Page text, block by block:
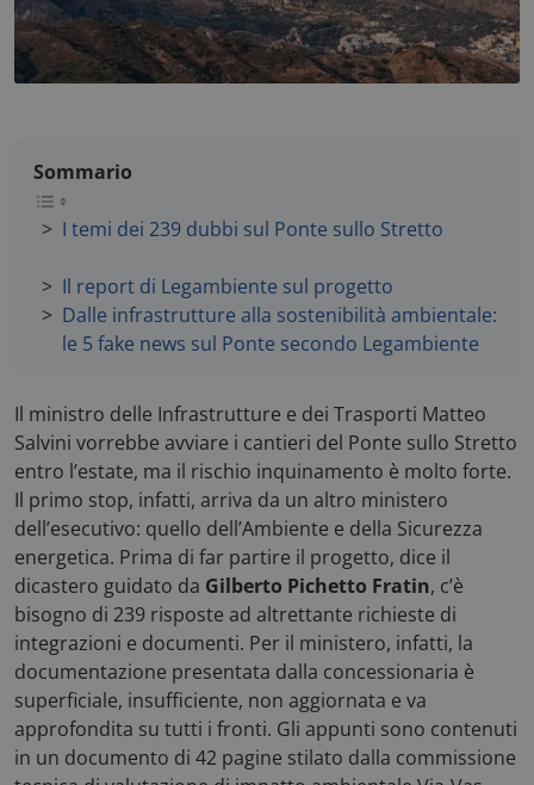
Sommario
I temi dei 239 dubbi sul Ponte sullo Stretto
Il report di Legambiente sul progetto
Dalle infrastrutture alla sostenibilità ambientale:
le 5 fake news sul Ponte secondo Legambiente
Il ministro delle Infrastrutture e dei Trasporti Matteo
Salvini vorrebbe avviare i cantieri del Ponte sullo Stretto
entro l’estate, ma il rischio inquinamento è molto forte.
Il primo stop, infatti, arriva da un altro ministero
dell’esecutivo: quello dell’Ambiente e della Sicurezza
energetica. Prima di far partire il progetto, dice il
dicastero guidato da Gilberto Pichetto Fratin, c’è
bisogno di 239 risposte ad altrettante richieste di
integrazioni e documenti. Per il ministero, infatti, la
documentazione presentata dalla concessionaria è
superficiale, insufficiente, non aggiornata e va
approfondita su tutti i fronti. Gli appunti sono contenuti
in un documento di 42 pagine stilato dalla commissione